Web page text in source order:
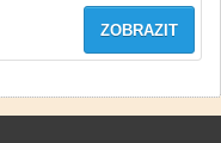
ZOBRAZIT